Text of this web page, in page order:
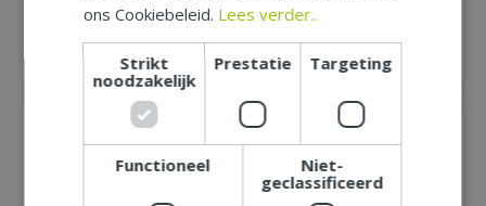
MEER INFORMATIE MEER INFORMATIE
ons Cookiebeleid. Lees verder..
Strikt
noodzakelijk
Prestatie Targeting
Functioneel
Niet-
geclassificeerd